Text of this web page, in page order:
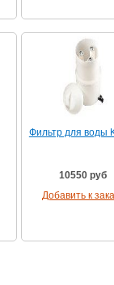
Фильтр для воды
10550 руб
Добавить к